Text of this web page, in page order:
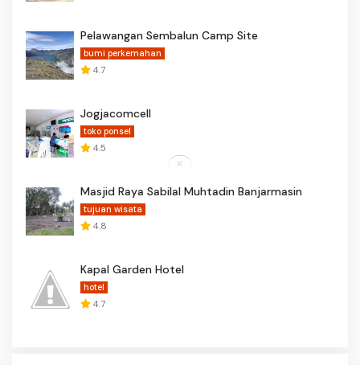
Pelawangan Sembalun Camp Site
bumi perkemahan
4.7
Jogjacomcell
toko ponsel
4.5
Masjid Raya Sabilal Muhtadin Banjarmasin
tujuan wisata
4.8
Kapal Garden Hotel
hotel
4.7